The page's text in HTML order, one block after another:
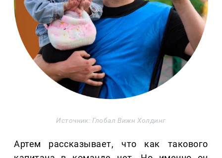
Источник: Глобал Вижн Холдинг
Артем рассказывает, что как такового